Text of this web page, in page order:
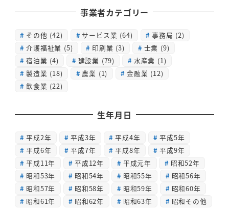
事業者カテゴリー
その他 (42) サービス業 (64) 事務局 (2)
介護福祉業 (5) 印刷業 (3) 士業 (9)
宿泊業 (4) 建設業 (79) 水産業 (1)
製造業 (18) 農業 (1) 金融業 (12)
飲食業 (22)
生年月日
平成2年 平成3年 平成4年
平成5年
平成6年
平成7年 平成8年
平成9年
平成11年
平成12年 平成元年
昭和52年
昭和53年
昭和54年 昭和55年
昭和56年
昭和57年
昭和58年 昭和59年
昭和60年
昭和61年
昭和62年 昭和63年 昭和その他